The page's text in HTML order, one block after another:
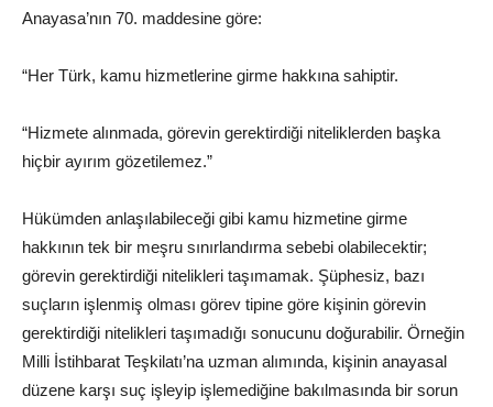
Anayasa’nın 70. maddesine göre:
“Her Türk, kamu hizmetlerine girme hakkına sahiptir.
“Hizmete alınmada, görevin gerektirdiği niteliklerden başka
hiçbir ayırım gözetilemez.”
Hükümden anlaşılabileceği gibi kamu hizmetine girme
hakkının tek bir meşru sınırlandırma sebebi olabilecektir;
görevin gerektirdiği nitelikleri taşımamak. Şüphesiz, bazı
suçların işlenmiş olması görev tipine göre kişinin görevin
gerektirdiği nitelikleri taşımadığı sonucunu doğurabilir. Örneğin
Milli İstihbarat Teşkilatı’na uzman alımında, kişinin anayasal
düzene karşı suç işleyip işlemediğine bakılmasında bir sorun